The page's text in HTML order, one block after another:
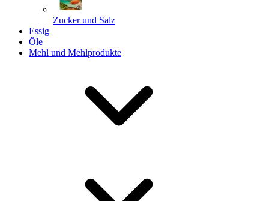
Zucker und Salz
Essig
Öle
Mehl und Mehlprodukte